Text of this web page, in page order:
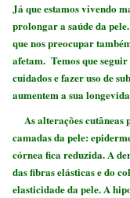
Já que estamos vivendo
prolongar a saúde da
que nos preocupar
afetam. Temos que
cuidados e fazer uso de
aumentem a sua
As alterações cutâneas
camadas da pele:
córnea fica reduzida. A
das fibras elásticas e do
elasticidade da pele. A